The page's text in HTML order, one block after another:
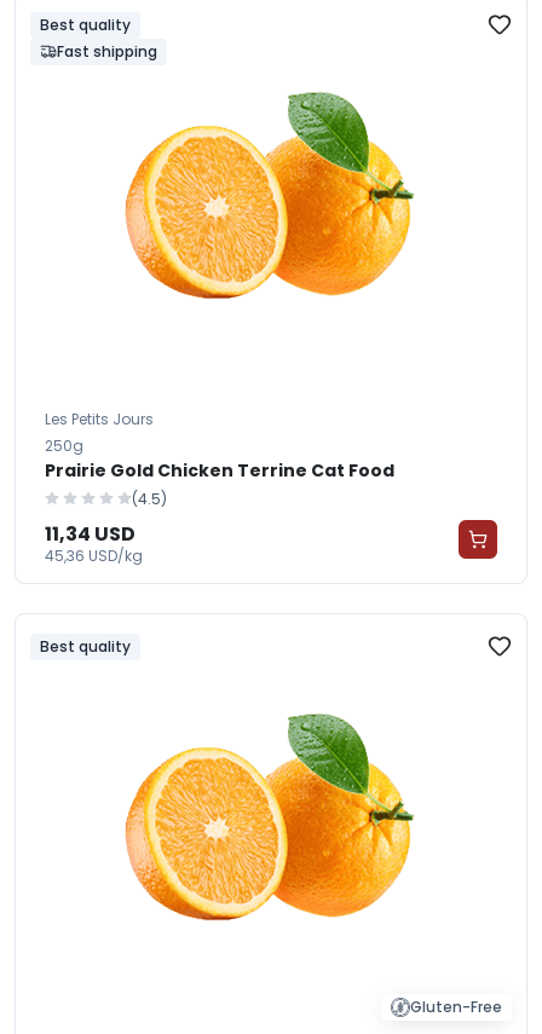
Best quality
Fast shipping
Les Petits Jours
250g
Prairie Gold Chicken Terrine Cat Food
(4.5)
11,34 USD
45,36 USD/kg
Best quality
Gluten-Free